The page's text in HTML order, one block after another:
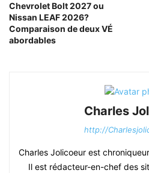
Chevrolet Bolt 2027 ou
Nissan LEAF 2026?
Comparaison de deux VÉ
abordables
Charles
http://
Charles Jolicoeur est
Il est rédacteur-en-chef des